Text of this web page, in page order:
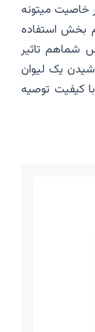
خاصیت میتونه
بخش استفاده
شماهم تاثیر
یک لیوان
کیفیت توصیه